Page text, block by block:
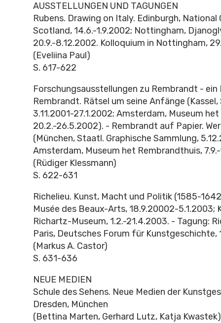
AUSSTELLUNGEN UND TAGUNGEN
Rubens. Drawing on Italy. Edinburgh, National
Scotland, 14.6.-1.9.2002; Nottingham,
20.9.-8.12.2002. Kolloquium in Nottingham,
(Eveliina Paul)
S. 617-622
Forschungsausstellungen zu Rembrandt - ein
Rembrandt. Rätsel um seine Anfänge
3.11.2001-27.1.2002; Amsterdam, Museum
20.2.-26.5.2002). - Rembrandt auf Papier.
(München, Staatl. Graphische Sammlung,
Amsterdam, Museum het Rembrandthuis, 7.9.-
(Rüdiger Klessmann)
S. 622-631
Richelieu. Kunst, Macht und Politik (1585-
Musée des Beaux-Arts, 18.9.20002-5.1.2003;
Richartz-Museum, 1.2.-21.4.2003. - Tagung:
Paris, Deutsches Forum für Kunstgeschichte,
(Markus A. Castor)
S. 631-636
NEUE MEDIEN
Schule des Sehens. Neue Medien der
Dresden, München
(Bettina Marten, Gerhard Lutz, Katja Kwastek)